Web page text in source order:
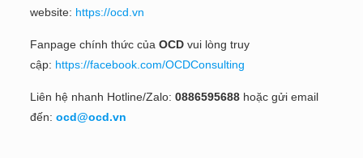
website: https://ocd.vn
Fanpage chính thức của OCD vui lòng truy
cập: https://facebook.com/OCDConsulting
Liên hệ nhanh Hotline/Zalo: 0886595688 hoặc gửi email
đến: ocd@ocd.vn